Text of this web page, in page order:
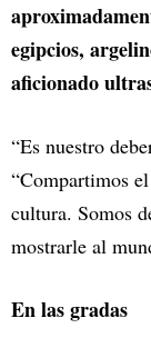
egipcios,
aficionado
“Es nuestro
“Compartimos
cultura. Somos
mostrarle al
En las gradas